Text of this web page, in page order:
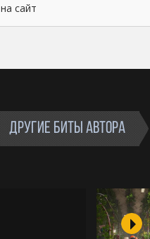
на сайт
ДРУГИЕ БИТЫ АВТОРА